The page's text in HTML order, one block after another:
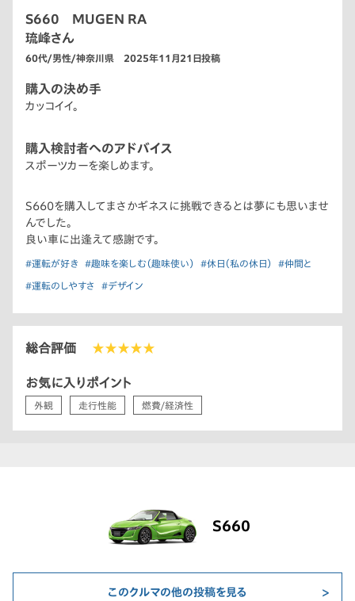
S660 MUGEN RA
琉峰さん
60代/男性/神奈川県 2025年11月21日投稿
購入の決め手
カッコイイ。
購入検討者へのアドバイス
スポーツカーを楽しめます。
S660を購入してまさかギネスに挑戦できるとは夢にも思いませ
んでした。
良い車に出逢えて感謝です。
#運転が好き #趣味を楽しむ（趣味使い） #休日（私の休日） #仲間と
#運転のしやすさ #デザイン
総合評価 ★★★★★
お気に入りポイント
外観 走行性能 燃費/経済性
S660
このクルマの他の投稿を見る